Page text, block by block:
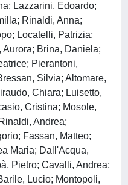
Lazzarini, Edoardo;
Rinaldi, Anna;
Locatelli, Patrizia;
Brina, Daniela;
Pierantoni,
Silvia; Altomare,
Chiara; Luisetto,
Cristina; Mosole,
Andrea;
Fassan, Matteo;
Maria; Dall'Acqua,
Pietro; Cavalli, Andrea;
Lucio; Montopoli,